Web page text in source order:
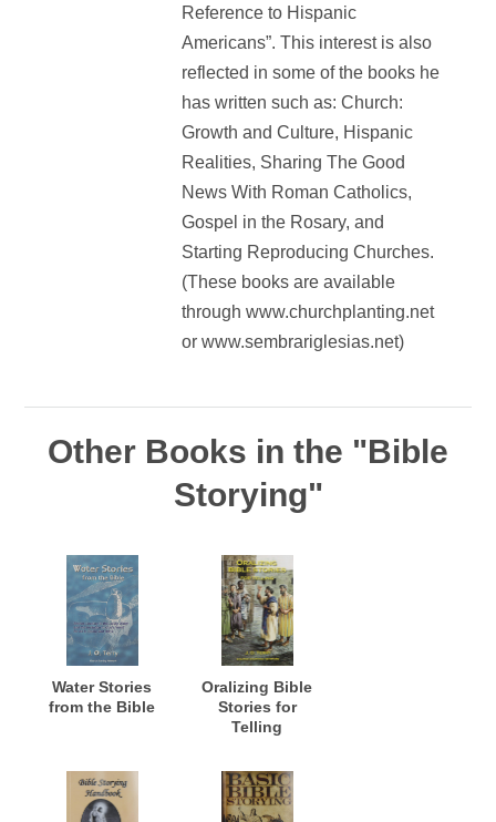
Reference to Hispanic
Americans”. This interest is also
reflected in some of the books he
has written such as: Church:
Growth and Culture, Hispanic
Realities, Sharing The Good
News With Roman Catholics,
Gospel in the Rosary, and
Starting Reproducing Churches.
(These books are available
through www.churchplanting.net
or www.sembrariglesias.net)
Other Books in the "Bible
Storying"
Water Stories
from the Bible
Oralizing Bible
Stories for
Telling